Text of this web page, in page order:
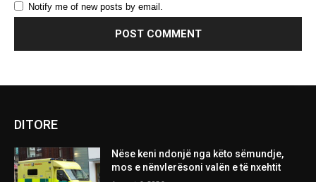
Notify me of new posts by email.
DITORE
Nëse keni ndonjë nga këto sëmundje,
mos e nënvlerësoni valën e të nxehtit